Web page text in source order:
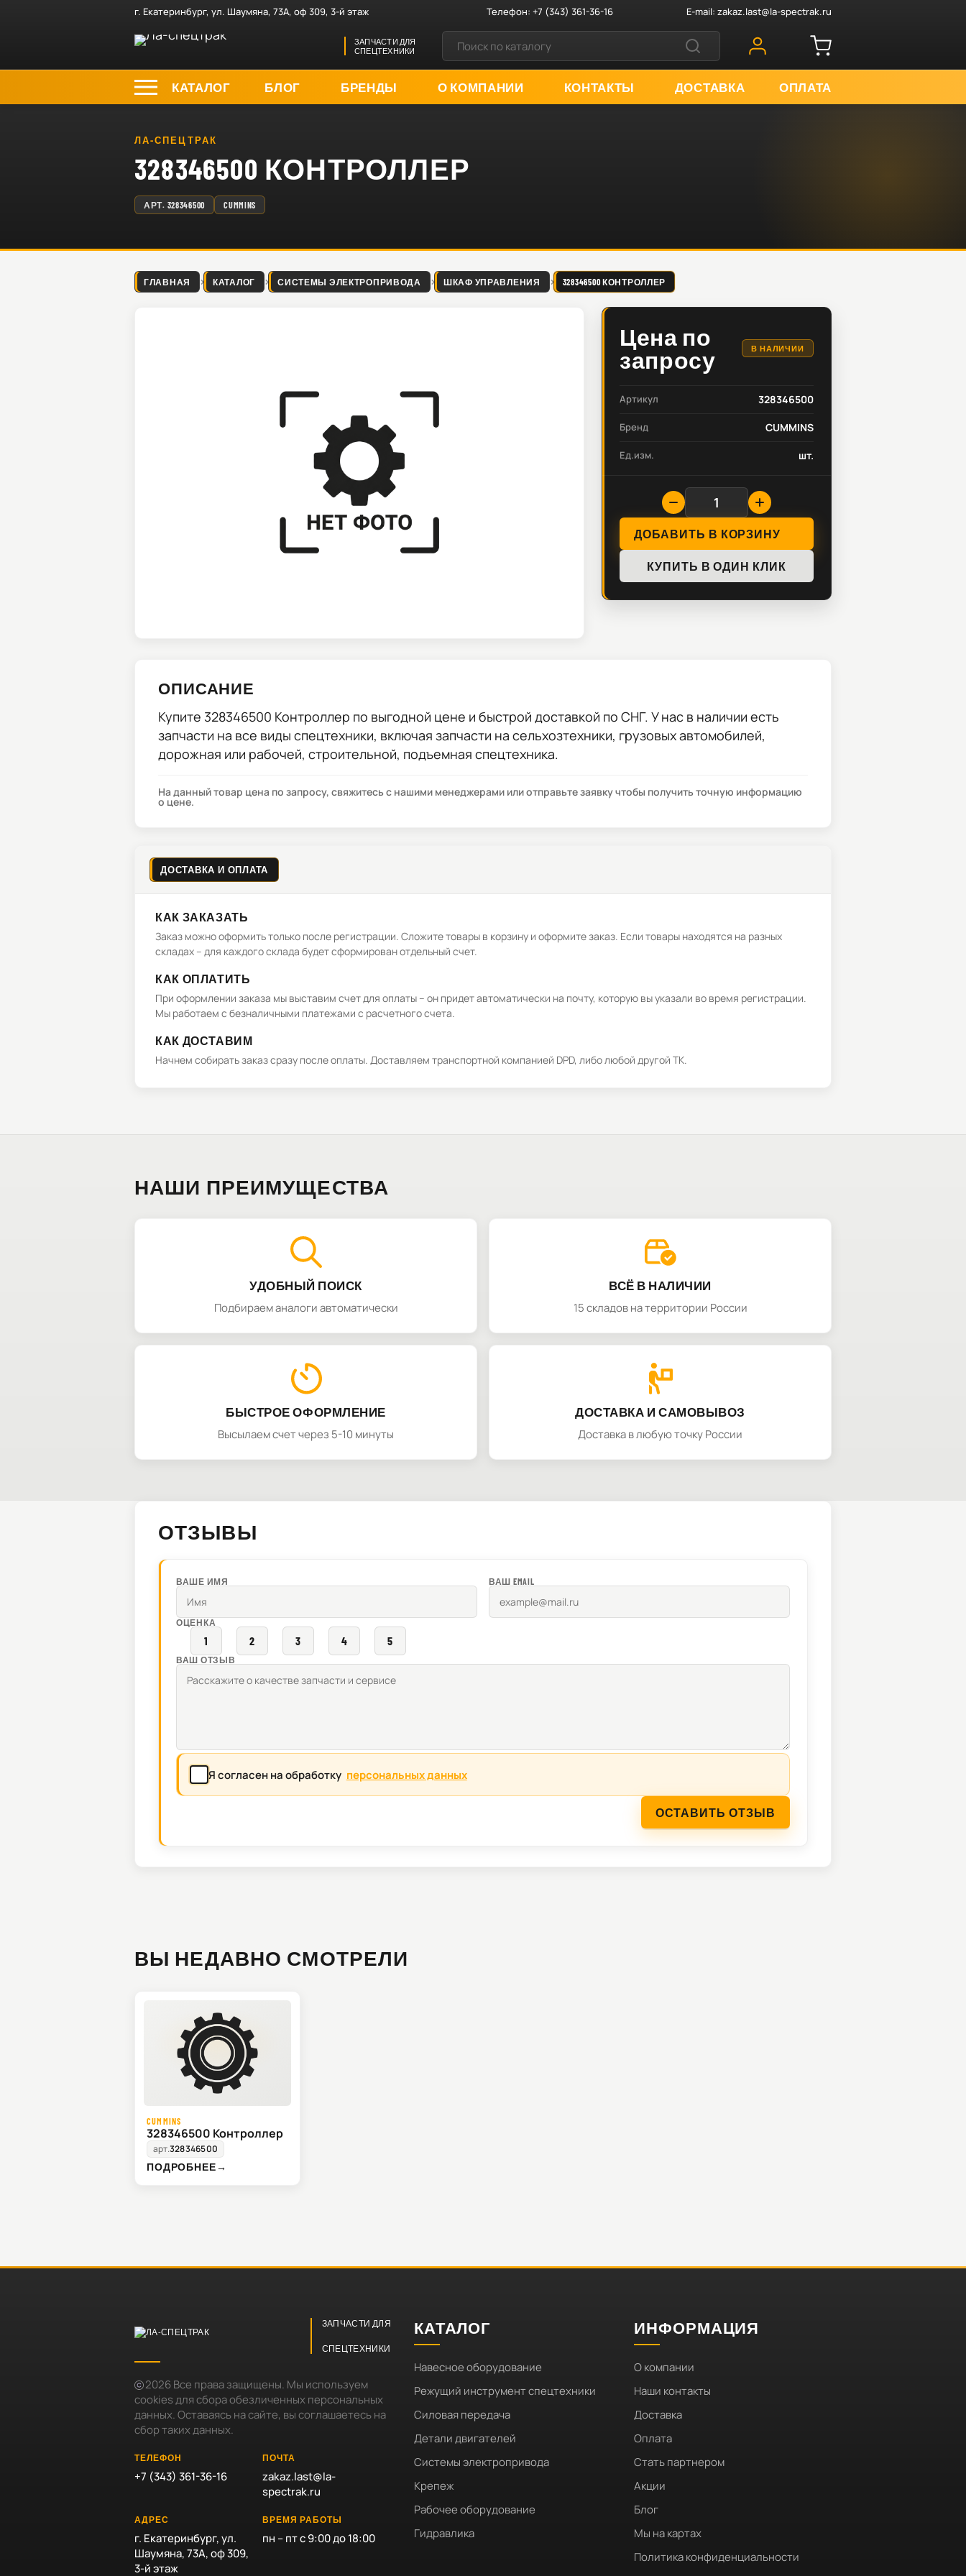
г. Екатеринбург, ул. Шаумяна, 73А, оф 309, 3-й этаж Телефон:+7 (343) 361-36-16 E-mail: zakaz.last@la-spectrak.ru
ЗАПЧАСТИ ДЛЯ
СПЕЦТЕХНИКИ
КАТАЛОГ БЛОГ БРЕНДЫ О КОМПАНИИ КОНТАКТЫ ДОСТАВКА ОПЛАТА
ЛА-СПЕЦТРАК
328346500 КОНТРОЛЛЕР
АРТ. 328346500 CUMMINS
ГЛАВНАЯ КАТАЛОГ СИСТЕМЫ ЭЛЕКТРОПРИВОДА ШКАФ УПРАВЛЕНИЯ 328346500 КОНТРОЛЛЕР
Цена по
запросу
В НАЛИЧИИ
Артикул 328346500
Бренд CUMMINS
Ед.изм. шт.
ДОБАВИТЬ В КОРЗИНУ
КУПИТЬ В ОДИН КЛИК
ОПИСАНИЕ
Купите 328346500 Контроллер по выгодной цене и быстрой доставкой по СНГ. У нас в наличии есть
запчасти на все виды спецтехники, включая запчасти на сельхозтехники, грузовых автомобилей,
дорожная или рабочей, строительной, подъемная спецтехника.
На данный товар цена по запросу, свяжитесь с нашими менеджерами или отправьте заявку чтобы получить точную информацию
о цене.
ДОСТАВКА И ОПЛАТА
КАК ЗАКАЗАТЬ
Заказ можно оформить только после регистрации. Сложите товары в корзину и оформите заказ. Если товары находятся на разных
складах – для каждого склада будет сформирован отдельный счет.
КАК ОПЛАТИТЬ
При оформлении заказа мы выставим счет для оплаты – он придет автоматически на почту, которую вы указали во время регистрации.
Мы работаем с безналичными платежами с расчетного счета.
КАК ДОСТАВИМ
Начнем собирать заказ сразу после оплаты. Доставляем транспортной компанией DPD, либо любой другой ТК.
НАШИ ПРЕИМУЩЕСТВА
УДОБНЫЙ ПОИСК
Подбираем аналоги автоматически
ВСЁ В НАЛИЧИИ
15 складов на территории России
БЫСТРОЕ ОФОРМЛЕНИЕ
Высылаем счет через 5-10 минуты
ДОСТАВКА И САМОВЫВОЗ
Доставка в любую точку России
ОТЗЫВЫ
ВАШЕ ИМЯ ВАШ EMAIL
ОЦЕНКА
1 2 3 4 5
ВАШ ОТЗЫВ
Я согласен на обработку персональных данных
ОСТАВИТЬ ОТЗЫВ
ВЫ НЕДАВНО СМОТРЕЛИ
CUMMINS
328346500 Контроллер
арт.328346500
ПОДРОБНЕЕ→
ЗАПЧАСТИ ДЛЯ
СПЕЦТЕХНИКИ
2026Все права защищены. Мы используем
cookies для сбора обезличенных персональных
данных. Оставаясь на сайте, вы соглашаетесь на
сбор таких данных.
ТЕЛЕФОН
+7 (343) 361-36-16
ПОЧТА
zakaz.last@la-
spectrak.ru
АДРЕС
г. Екатеринбург, ул.
Шаумяна, 73А, оф 309,
3-й этаж
ВРЕМЯ РАБОТЫ
пн – пт с 9:00 до 18:00
КАТАЛОГ
Навесное оборудование
Режущий инструмент спецтехники
Силовая передача
Детали двигателей
Системы электропривода
Крепеж
Рабочее оборудование
Гидравлика
ИНФОРМАЦИЯ
О компании
Наши контакты
Доставка
Оплата
Стать партнером
Акции
Блог
Мы на картах
Политика конфиденциальности